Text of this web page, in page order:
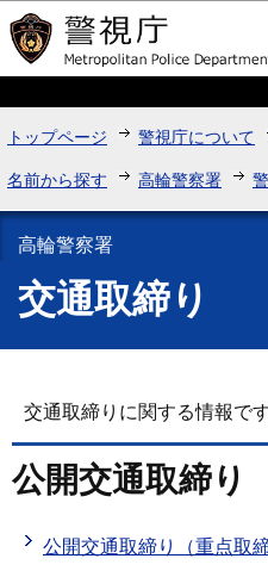
このページ
トップページ 警視庁について
名前から探す 高輪警察署
高輪警察署
交通取締り
交通取締りに関する情報です
公開交通取締り
公開交通取締り（重点取